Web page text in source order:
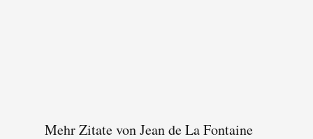
Mehr Zitate von Jean de La Fontaine